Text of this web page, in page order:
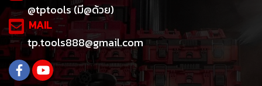
@tptools (มี@ด้วย)
MAIL
tp.tools888@gmail.com